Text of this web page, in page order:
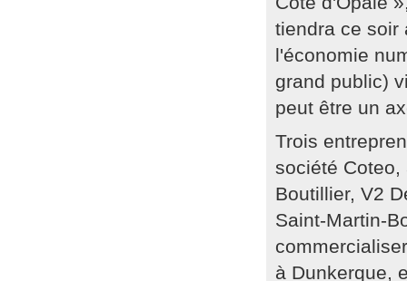
tiendra ce soir
l'économie
grand public)
peut être un
Trois
société
Boutillier, V2
Saint-Martin-
à Dunkerque,